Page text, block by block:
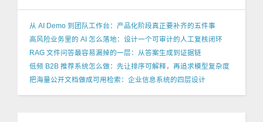
从 AI Demo 到团队工作台：产品化阶段真正要补齐的五件事
高风险业务里的 AI 怎么落地：设计一个可审计的人工复核闭环
RAG 文件问答最容易漏掉的一层：从答案生成到证据链
低频 B2B 推荐系统怎么做：先让排序可解释，再追求模型复杂度
把海量公开文档做成可用检索：企业信息系统的四层设计